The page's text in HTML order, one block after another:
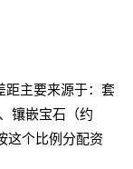
距主要来源于：套
镶嵌宝石（约
这个比例分配资